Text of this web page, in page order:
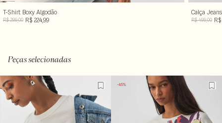
T-Shirt Boxy Algodão
R$ 299,00 R$ 224,99
Calça
R$ 499,00
Peças selecionadas
-35% -45%